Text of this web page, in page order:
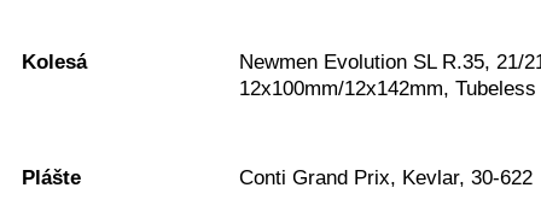
Kolesá
Newmen Evolution SL R.35, 21/
12x100mm/12x142mm,
Plášte Conti Grand Prix, Kevlar, 30-622